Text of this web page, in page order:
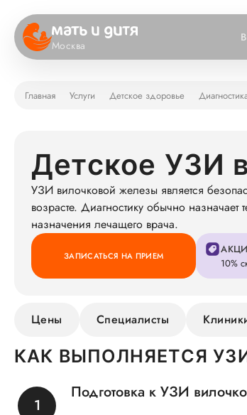
Москва
Главная Услуги Детское здоровье
Детское УЗИ
УЗИ вилочковой железы является
возрасте. Диагностику обычно
назначения лечащего врача.
ЗАПИСАТЬСЯ НА ПРИЕМ
10%
Цены Специалисты
КАК ВЫПОЛНЯЕТСЯ
Подготовка к УЗИ